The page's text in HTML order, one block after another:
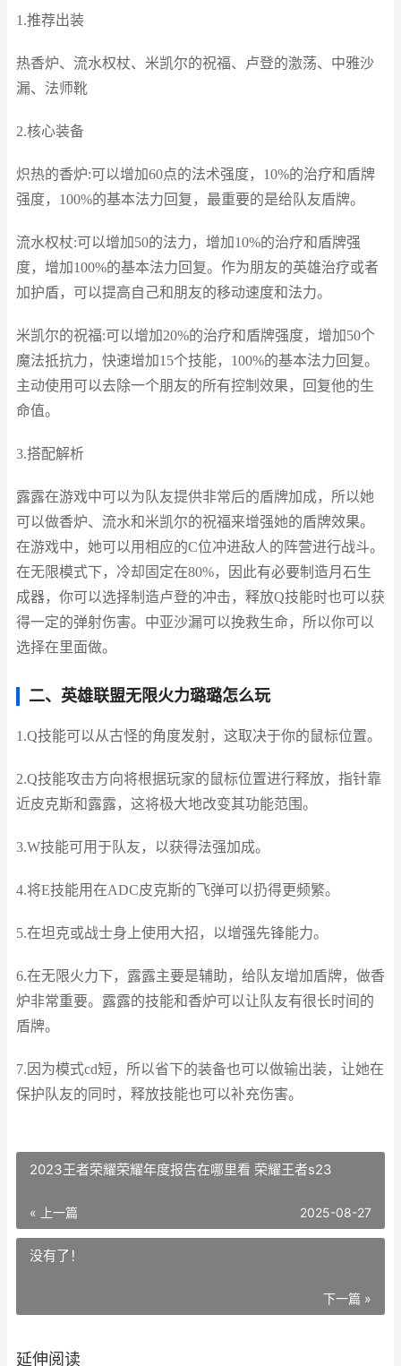
1.推荐出装
热香炉、流水权杖、米凯尔的祝福、卢登的激荡、中雅沙
漏、法师靴
2.核心装备
炽热的香炉:可以增加60点的法术强度，10%的治疗和盾牌
强度，100%的基本法力回复，最重要的是给队友盾牌。
流水权杖:可以增加50的法力，增加10%的治疗和盾牌强
度，增加100%的基本法力回复。作为朋友的英雄治疗或者
加护盾，可以提高自己和朋友的移动速度和法力。
米凯尔的祝福:可以增加20%的治疗和盾牌强度，增加50个
魔法抵抗力，快速增加15个技能，100%的基本法力回复。
主动使用可以去除一个朋友的所有控制效果，回复他的生
命值。
3.搭配解析
露露在游戏中可以为队友提供非常后的盾牌加成，所以她
可以做香炉、流水和米凯尔的祝福来增强她的盾牌效果。
在游戏中，她可以用相应的C位冲进敌人的阵营进行战斗。
在无限模式下，冷却固定在80%，因此有必要制造月石生
成器，你可以选择制造卢登的冲击，释放Q技能时也可以获
得一定的弹射伤害。中亚沙漏可以挽救生命，所以你可以
选择在里面做。
二、英雄联盟无限火力璐璐怎么玩
1.Q技能可以从古怪的角度发射，这取决于你的鼠标位置。
2.Q技能攻击方向将根据玩家的鼠标位置进行释放，指针靠
近皮克斯和露露，这将极大地改变其功能范围。
3.W技能可用于队友，以获得法强加成。
4.将E技能用在ADC皮克斯的飞弹可以扔得更频繁。
5.在坦克或战士身上使用大招，以增强先锋能力。
6.在无限火力下，露露主要是辅助，给队友增加盾牌，做香
炉非常重要。露露的技能和香炉可以让队友有很长时间的
盾牌。
7.因为模式cd短，所以省下的装备也可以做输出装，让她在
保护队友的同时，释放技能也可以补充伤害。
2023王者荣耀荣耀年度报告在哪里看 荣耀王者s23
« 上一篇 2025-08-27
没有了！
下一篇 »
延伸阅读